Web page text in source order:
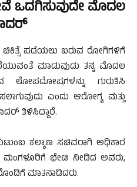
ಒದಗಿಸುವುದೇ ಮೊದಲ
ಚಿಕಿತ್ಸೆ ಪಡೆಯಲು ಬರುವ ರೋಗಿಗಳಿಗೆ
ಮಾಡುವುದು ತನ್ನ ಮೊದಲ
ಲೋಪದೋಷಗಳನ್ನು ಗುರುತಿಸಿ
ಎಂದು ಆರೋಗ್ಯ ಮತ್ತು
ತಿಳಿಸಿದ್ದಾರೆ.
ಕಲ್ಯಾಣ ಸಚಿವರಾಗಿ ಅಧಿಕಾರ
ಭೇಟಿ ನೀಡಿದ ಅವರು,
ಮಾತನಾಡಿದರು.